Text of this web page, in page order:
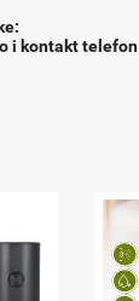
i kontakt telefon